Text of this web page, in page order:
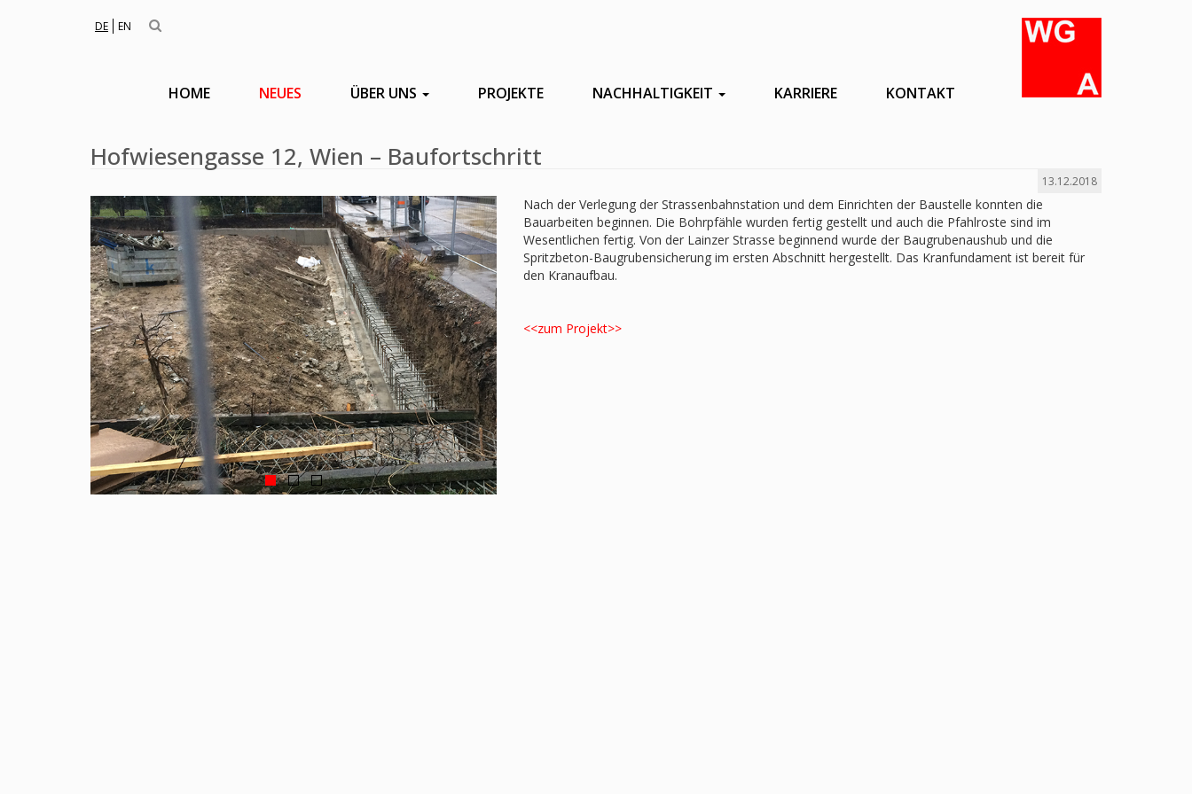
DE EN
HOME NEUES ÜBER UNS PROJEKTE NACHHALTIGKEIT KARRIERE KONTAKT
Hofwiesengasse 12, Wien – Baufortschritt
13.12.2018
Nach der Verlegung der Strassenbahnstation und dem Einrichten der Baustelle konnten die
Bauarbeiten beginnen. Die Bohrpfähle wurden fertig gestellt und auch die Pfahlroste sind im
Wesentlichen fertig. Von der Lainzer Strasse beginnend wurde der Baugrubenaushub und die
Spritzbeton-Baugrubensicherung im ersten Abschnitt hergestellt. Das Kranfundament ist bereit für
den Kranaufbau.
<<zum Projekt>>